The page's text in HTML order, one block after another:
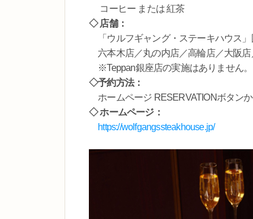
コーヒー または 紅茶
◇ 店舗：
「ウルフギャング・ステーキハウス」
六本木店／丸の内店／高輪店／大阪
※Teppan銀座店の実施はありません。
◇予約方法：
ホームページ RESERVATIONボタン
◇ ホームページ：
https://wolfgangssteakhouse.jp/